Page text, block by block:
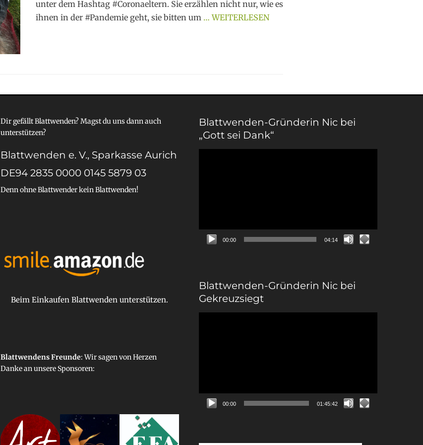
unter dem Hashtag #Coronaeltern. Sie erzählen nicht nur, wie es
ihnen in der #Pandemie geht, sie bitten um … WEITERLESEN
Dir gefällt Blattwenden? Magst du uns dann auch
unterstützen?
Blattwenden e. V., Sparkasse Aurich
DE94 2835 0000 0145 5879 03
Denn ohne Blattwender kein Blattwenden!
Beim Einkaufen Blattwenden unterstützen.
Blattwendens Freunde: Wir sagen von Herzen
Danke an unsere Sponsoren:
Blattwenden-Gründerin Nic bei
„Gott sei Dank“
00:00 04:14
Blattwenden-Gründerin Nic bei
Gekreuzsiegt
00:00 01:45:42